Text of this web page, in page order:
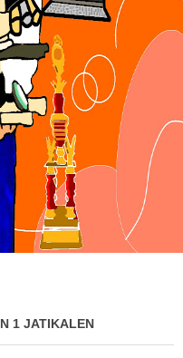
1 JATIKALEN